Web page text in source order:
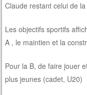
Claude restant celui de la
Les objectifs sportifs
A , le maintien et la
Pour la B, de faire jouer
plus jeunes (cadet, U20)